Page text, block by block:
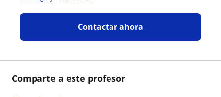
Comparte a este profesor
Contactar ahora